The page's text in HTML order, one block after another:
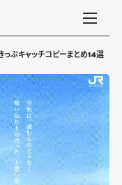
っぷキャッチコピーまとめ14選